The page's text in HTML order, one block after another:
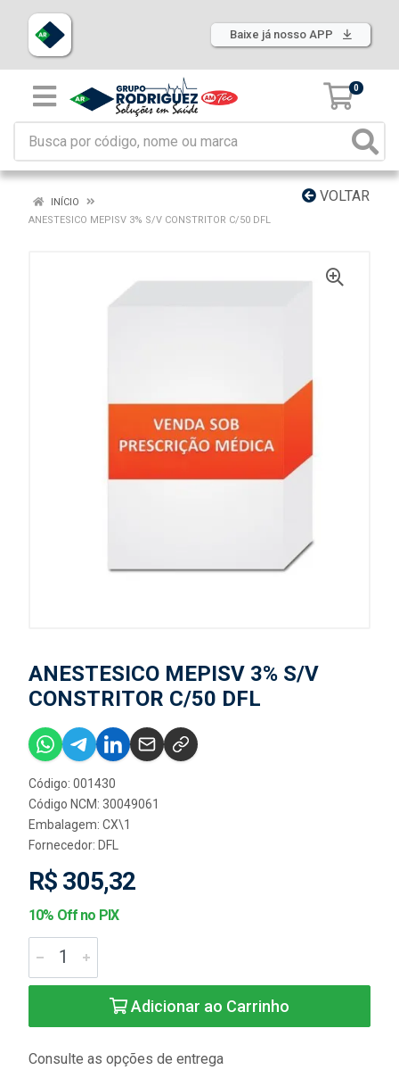
Baixe já nosso APP
0
VOLTAR
INÍCIO
ANESTESICO MEPISV 3% S/V CONSTRITOR C/50 DFL
ANESTESICO MEPISV 3% S/V
CONSTRITOR C/50 DFL
Código: 001430
Código NCM: 30049061
Embalagem: CX\1
Fornecedor: DFL
R$ 305,32
10% Off no PIX
Adicionar ao Carrinho
Consulte as opções de entrega